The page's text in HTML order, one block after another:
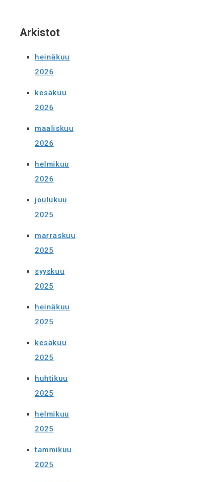
Arkistot
heinäkuu
2026
kesäkuu
2026
maaliskuu
2026
helmikuu
2026
joulukuu
2025
marraskuu
2025
syyskuu
2025
heinäkuu
2025
kesäkuu
2025
huhtikuu
2025
helmikuu
2025
tammikuu
2025